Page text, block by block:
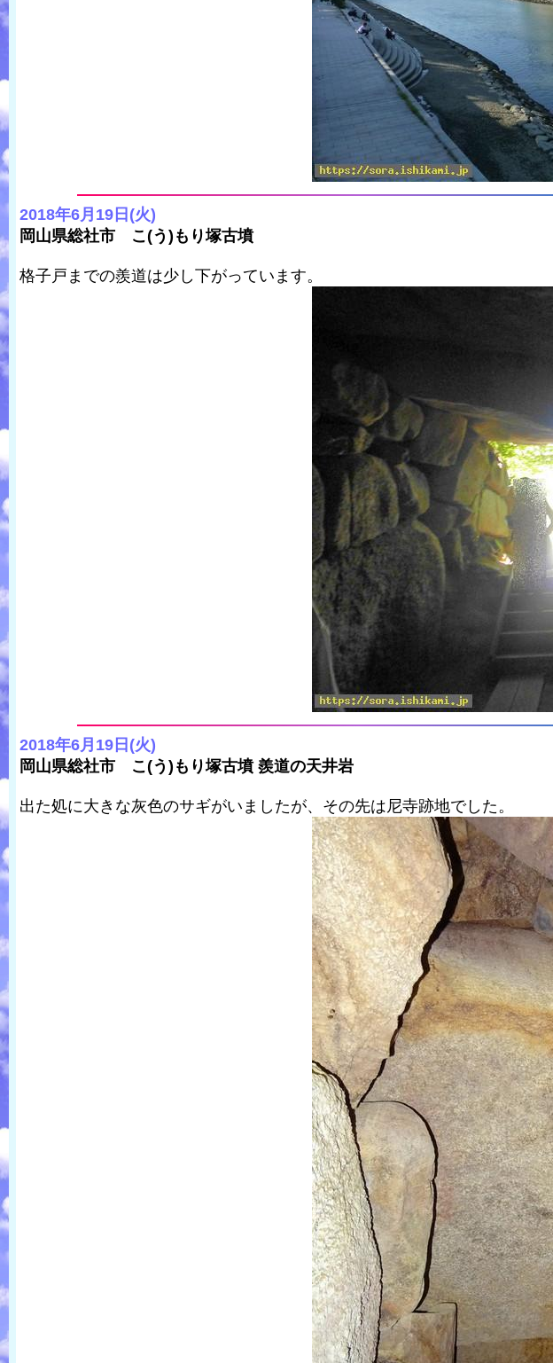
2018年6月19日(火)
岡山県総社市 こ(う)もり塚古墳
格子戸までの羨道は少し下がっています。
2018年6月19日(火)
岡山県総社市 こ(う)もり塚古墳 羨道の天井岩
出た処に大きな灰色のサギがいましたが、その先は尼寺跡地でした。